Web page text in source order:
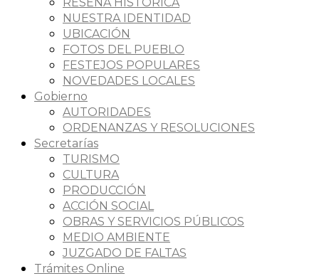
NUESTRA IDENTIDAD
UBICACIÓN
FOTOS DEL PUEBLO
FESTEJOS POPULARES
NOVEDADES LOCALES
Gobierno
AUTORIDADES
ORDENANZAS Y RESOLUCIONES
Secretarías
TURISMO
CULTURA
PRODUCCIÓN
ACCIÓN SOCIAL
OBRAS Y SERVICIOS PÚBLICOS
MEDIO AMBIENTE
JUZGADO DE FALTAS
Trámites Online